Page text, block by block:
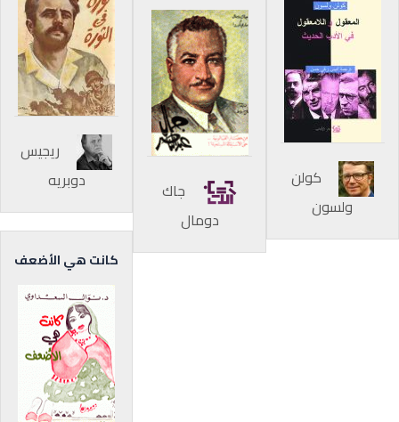
كولن
ولسون
جاك
دومال
ريجيس
دوبريه
كانت هي الأضعف